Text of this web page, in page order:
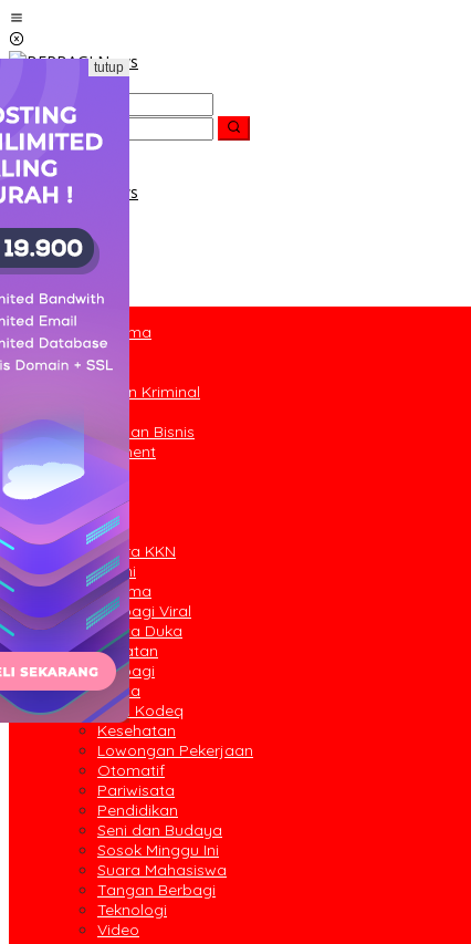
Lewati
ke
konten
Berita Utama
Nasional
Daerah
Hukum dan Kriminal
Ekonomi dan Bisnis
Entertainment
Olahraga
Inspira
Peristiwa
Lainnya
Suara KKN
Opini
Agama
Berbagi Viral
Berita Duka
Catatan
Berbagi
Berita
Iklan Kodeq
Kesehatan
Lowongan Pekerjaan
Otomatif
Pariwisata
Pendidikan
Seni dan Budaya
Sosok Minggu Ini
Suara Mahasiswa
Tangan Berbagi
Teknologi
Video
tutup